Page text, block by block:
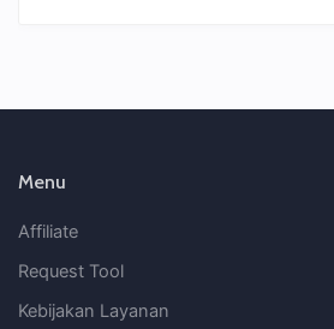
Menu
Affiliate
Request Tool
Kebijakan Layanan